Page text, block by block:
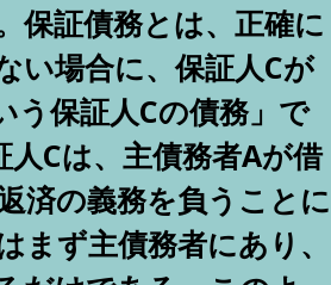
保証債務とは、正確に
い場合に、保証人Cが
う保証人Cの債務」で
Cは、主債務者Aが借
済の義務を負うことに
まず主債務者にあり、